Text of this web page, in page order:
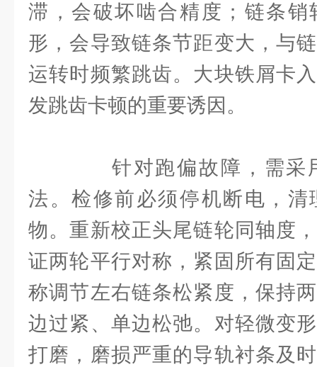
滞，会破坏啮合精度；链条销
形，会导致链条节距变大，与
运转时频繁跳齿。大块铁屑卡
发跳齿卡顿的重要诱因。
针对跑偏故障，需采
法。检修前必须停机断电，清
物。重新校正头尾链轮同轴度
证两轮平行对称，紧固所有固
称调节左右链条松紧度，保持
边过紧、单边松弛。对轻微变
打磨，磨损严重的导轨衬条及